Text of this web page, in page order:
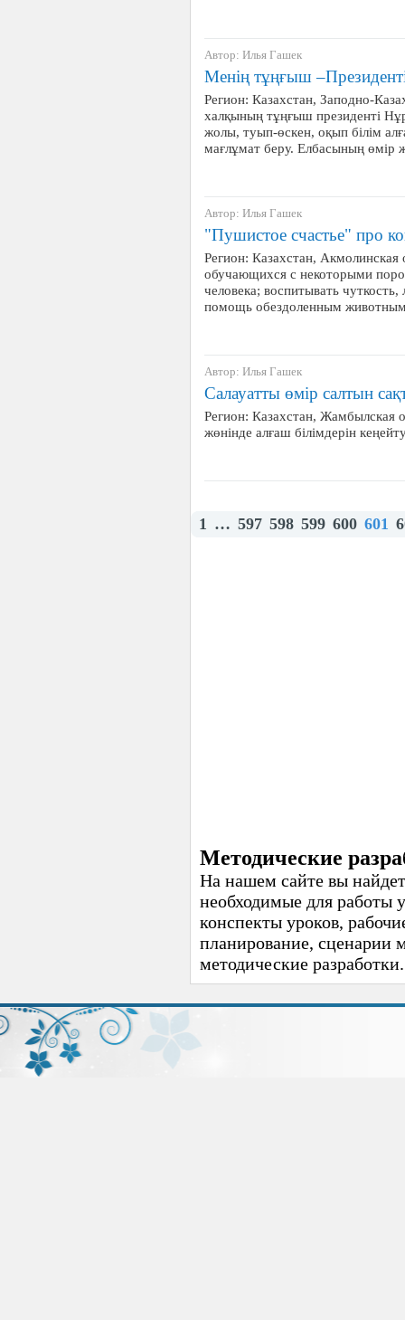
Автор: Илья Гашек
Менің тұңғыш
Регион: Казахстан, Заподно-
халқының тұңғыш президенті
жолы, туып-өскен, оқып білім
мағлұмат беру. Елбасының өмір
Автор: Илья Гашек
"Пушистое счастье" про
Регион: Казахстан,
обучающихся с некоторыми
человека; воспитывать
помощь обездоленным
Автор: Илья Гашек
Салауатты өмір салтын
Регион: Казахстан, Жамбылская
жөнінде алғаш білімдерін
1 … 597 598 599 600 601
Методические
На нашем сайте вы
необходимые для работы
конспекты уроков,
планирование, сценарии
методические разработки.